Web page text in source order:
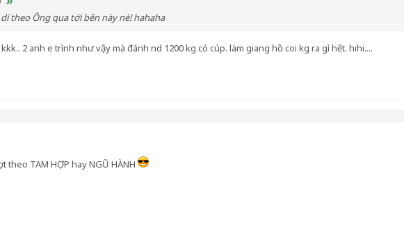
theo Ông qua tới bên này nè! hahaha
2 anh e trình như vậy mà đánh nd 1200 kg có cúp. làm giang hồ coi kg ra gì hết. hihi....
TAM HỢP hay NGŨ HÀNH